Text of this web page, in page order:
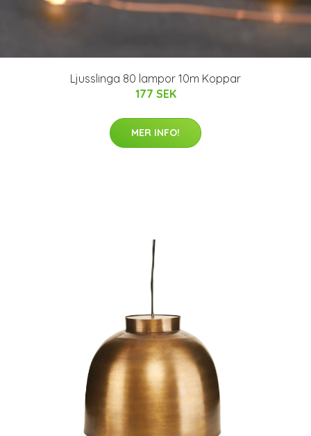
Ljusslinga 80 lampor 10m Koppar
177 SEK
MER INFO!